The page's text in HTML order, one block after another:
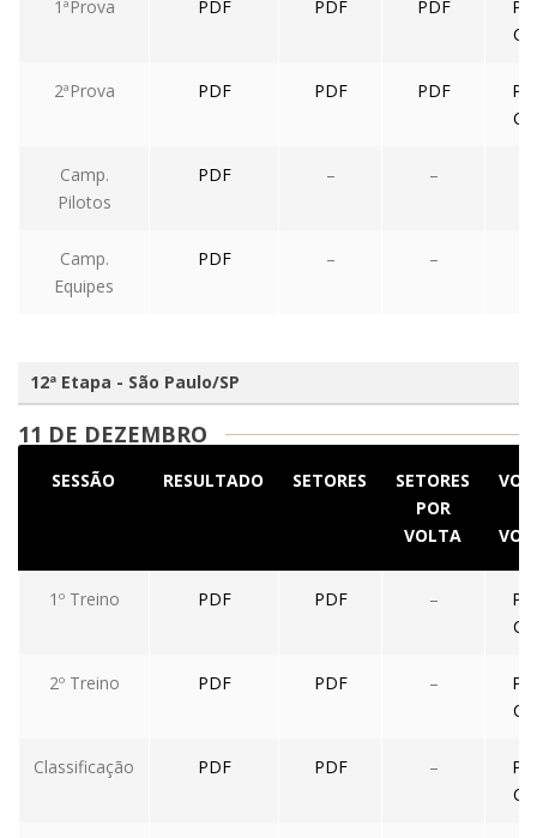
1ªProva PDF PDF PDF
2ªProva PDF PDF PDF
Camp.
Pilotos
PDF – –
Camp.
Equipes
PDF – –
12ª Etapa - São Paulo/SP
11 DE DEZEMBRO
SESSÃO RESULTADO SETORES
SETORES
POR
VOLTA
1º Treino PDF PDF –
2º Treino PDF PDF –
Classificação PDF PDF –